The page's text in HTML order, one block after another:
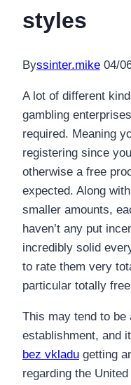
styles
Byssinter.mike 04/
A lot of different
gambling
required. Meaning
registering since
otherwise a free
expected. Along
smaller amounts,
haven’t any put
incredibly solid
to rate them very
particular totally
This may tend to be
establishment, and
bez vkladu getting
regarding the